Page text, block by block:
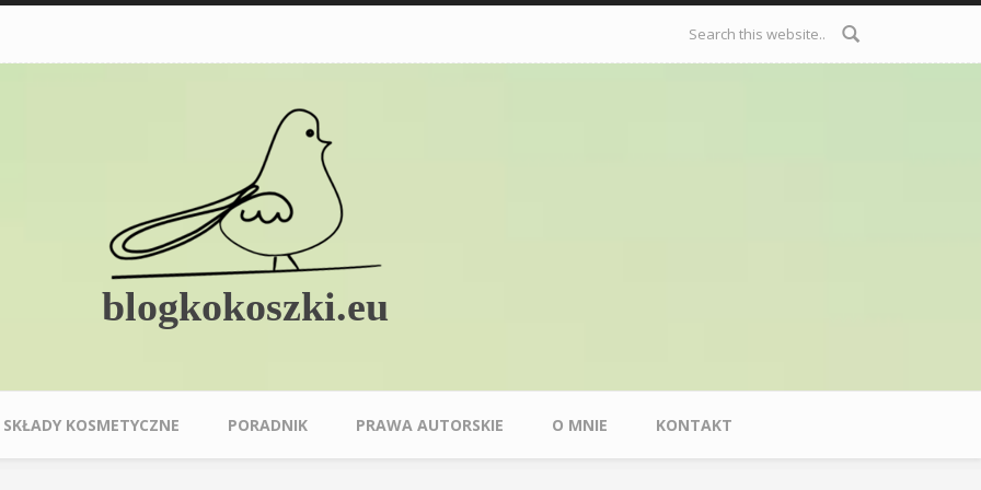
Formularz
wyszukiwania
blogkokoszki.eu
SKŁADY KOSMETYCZNE PORADNIK PRAWA AUTORSKIE O MNIE KONTAKT